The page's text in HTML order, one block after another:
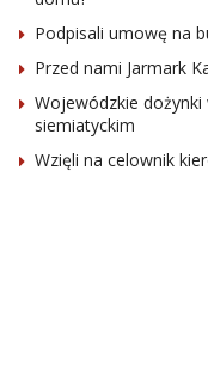
Podpisali umowę na
Przed nami Jarmark
Wojewódzkie
siemiatyckim
Wzięli na celownik